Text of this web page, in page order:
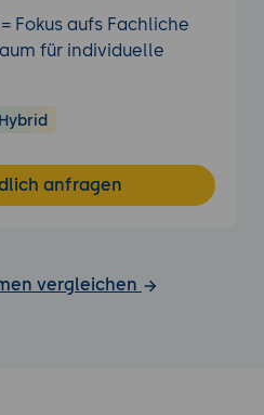
Fokus aufs Fachliche
für individuelle
Hybrid
anfragen
vergleichen